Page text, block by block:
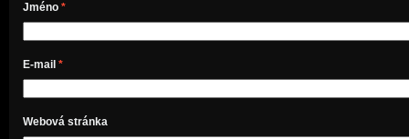
Jméno *
E-mail *
Webová stránka